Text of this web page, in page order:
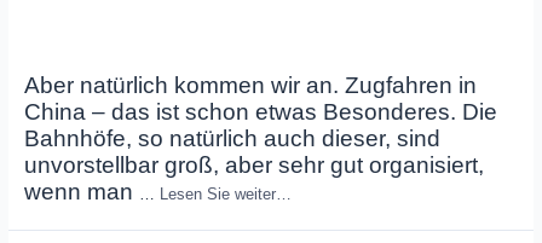
Aber natürlich kommen wir an. Zugfahren in
China – das ist schon etwas Besonderes. Die
Bahnhöfe, so natürlich auch dieser, sind
unvorstellbar groß, aber sehr gut organisiert,
wenn man … Lesen Sie weiter…